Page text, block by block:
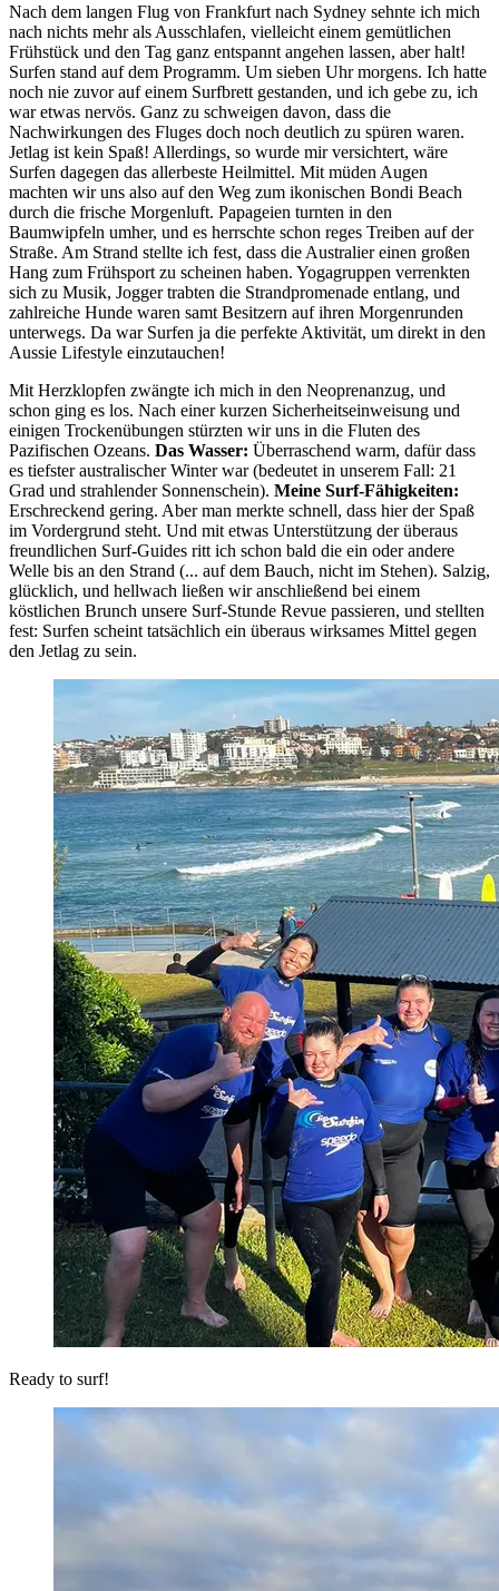
Nach dem langen Flug von Frankfurt nach Sydney sehnte ich mich
nach nichts mehr als Ausschlafen, vielleicht einem gemütlichen
Frühstück und den Tag ganz entspannt angehen lassen, aber halt!
Surfen stand auf dem Programm. Um sieben Uhr morgens. Ich hatte
noch nie zuvor auf einem Surfbrett gestanden, und ich gebe zu, ich
war etwas nervös. Ganz zu schweigen davon, dass die
Nachwirkungen des Fluges doch noch deutlich zu spüren waren.
Jetlag ist kein Spaß! Allerdings, so wurde mir versichtert, wäre
Surfen dagegen das allerbeste Heilmittel. Mit müden Augen
machten wir uns also auf den Weg zum ikonischen Bondi Beach
durch die frische Morgenluft. Papageien turnten in den
Baumwipfeln umher, und es herrschte schon reges Treiben auf der
Straße. Am Strand stellte ich fest, dass die Australier einen großen
Hang zum Frühsport zu scheinen haben. Yogagruppen verrenkten
sich zu Musik, Jogger trabten die Strandpromenade entlang, und
zahlreiche Hunde waren samt Besitzern auf ihren Morgenrunden
unterwegs. Da war Surfen ja die perfekte Aktivität, um direkt in den
Aussie Lifestyle einzutauchen!
Mit Herzklopfen zwängte ich mich in den Neoprenanzug, und
schon ging es los. Nach einer kurzen Sicherheitseinweisung und
einigen Trockenübungen stürzten wir uns in die Fluten des
Pazifischen Ozeans. Das Wasser: Überraschend warm, dafür dass
es tiefster australischer Winter war (bedeutet in unserem Fall: 21
Grad und strahlender Sonnenschein). Meine Surf-Fähigkeiten:
Erschreckend gering. Aber man merkte schnell, dass hier der Spaß
im Vordergrund steht. Und mit etwas Unterstützung der überaus
freundlichen Surf-Guides ritt ich schon bald die ein oder andere
Welle bis an den Strand (... auf dem Bauch, nicht im Stehen). Salzig,
glücklich, und hellwach ließen wir anschließend bei einem
köstlichen Brunch unsere Surf-Stunde Revue passieren, und stellten
fest: Surfen scheint tatsächlich ein überaus wirksames Mittel gegen
den Jetlag zu sein.
Ready to surf!